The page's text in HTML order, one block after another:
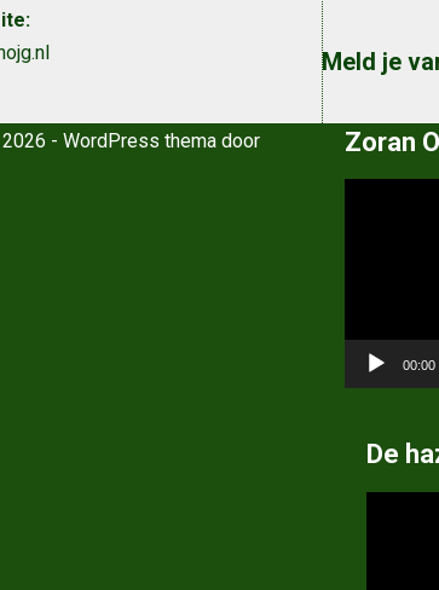
Meld je
- WordPress thema door
Zoran
00:00
De